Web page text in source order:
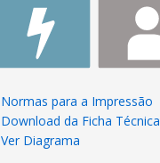
Normas para a Impressão
Download da Ficha Técnica
Ver Diagrama